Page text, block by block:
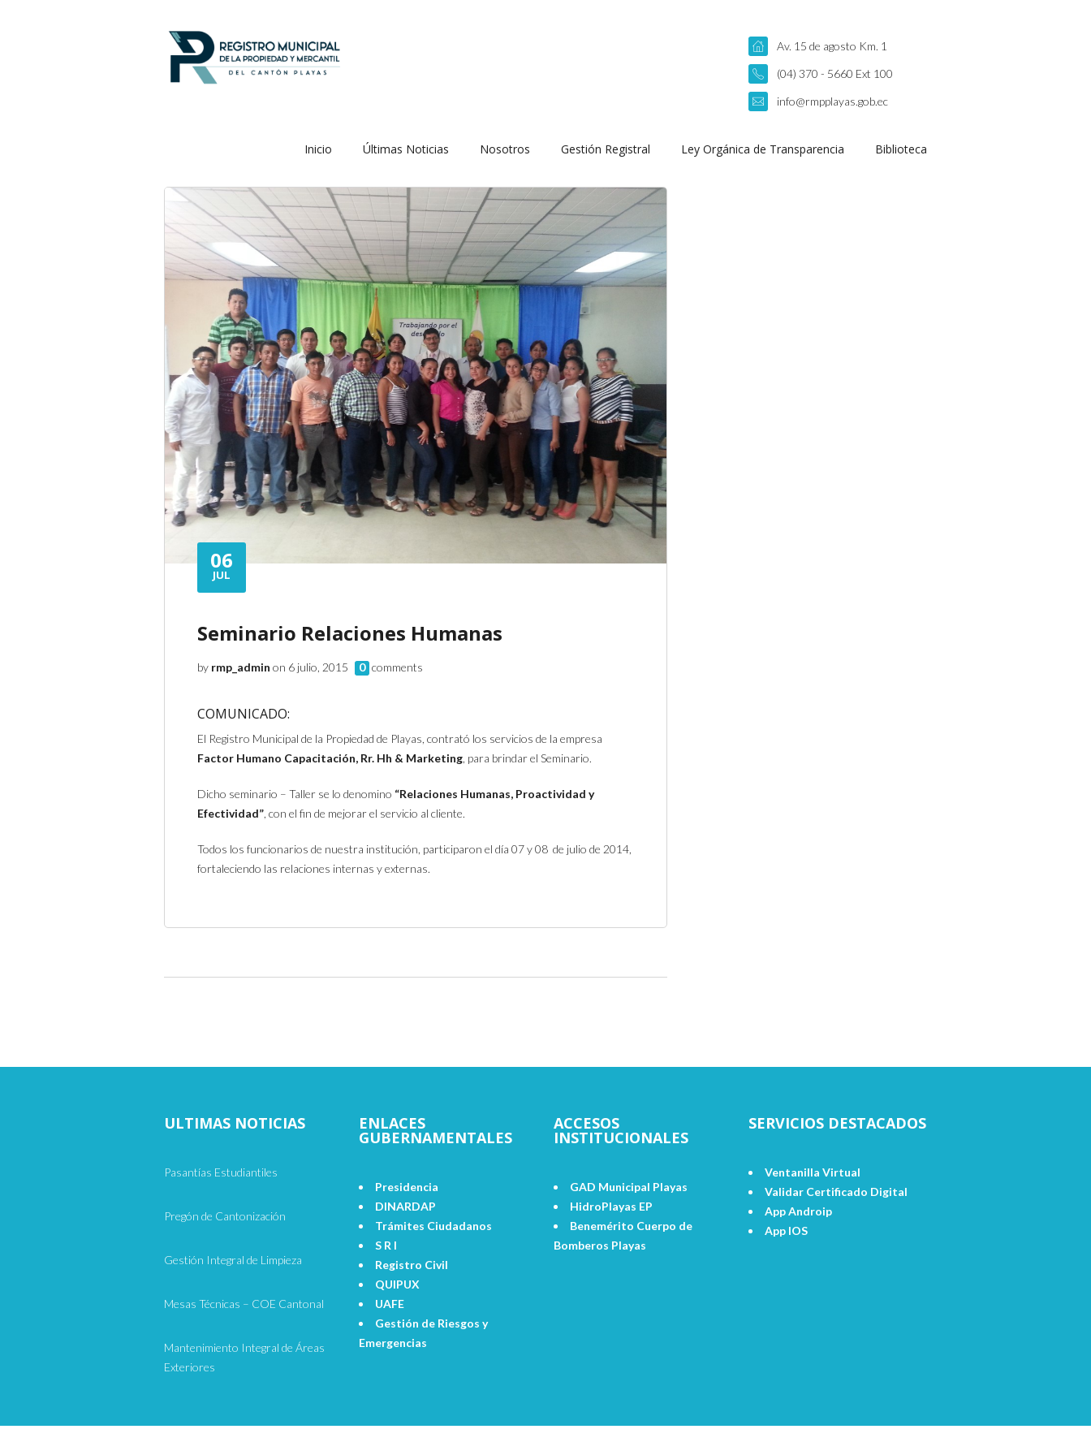
Av. 15 de agosto Km. 1
(04) 370 - 5660 Ext 100
info@rmpplayas.gob.ec
Inicio Últimas Noticias Nosotros Gestión Registral Ley Orgánica de Transparencia Biblioteca
06
JUL
Seminario Relaciones Humanas
by rmp_admin on 6 julio, 2015 0 comments
COMUNICADO:
El Registro Municipal de la Propiedad de Playas, contrató los servicios de la empresa
Factor Humano Capacitación, Rr. Hh & Marketing, para brindar el Seminario.
Dicho seminario – Taller se lo denomino “Relaciones Humanas, Proactividad y
Efectividad”, con el fin de mejorar el servicio al cliente.
Todos los funcionarios de nuestra institución, participaron el día 07 y 08 de julio de 2014,
fortaleciendo las relaciones internas y externas.
ULTIMAS NOTICIAS
Pasantías Estudiantiles
Pregón de Cantonización
Gestión Integral de Limpieza
Mesas Técnicas – COE Cantonal
Mantenimiento Integral de Áreas
Exteriores
ENLACES
GUBERNAMENTALES
Presidencia
DINARDAP
Trámites Ciudadanos
S R I
Registro Civil
QUIPUX
UAFE
Gestión de Riesgos y
Emergencias
ACCESOS
INSTITUCIONALES
GAD Municipal Playas
HidroPlayas EP
Benemérito Cuerpo de
Bomberos Playas
SERVICIOS DESTACADOS
Ventanilla Virtual
Validar Certificado Digital
App Androip
App IOS